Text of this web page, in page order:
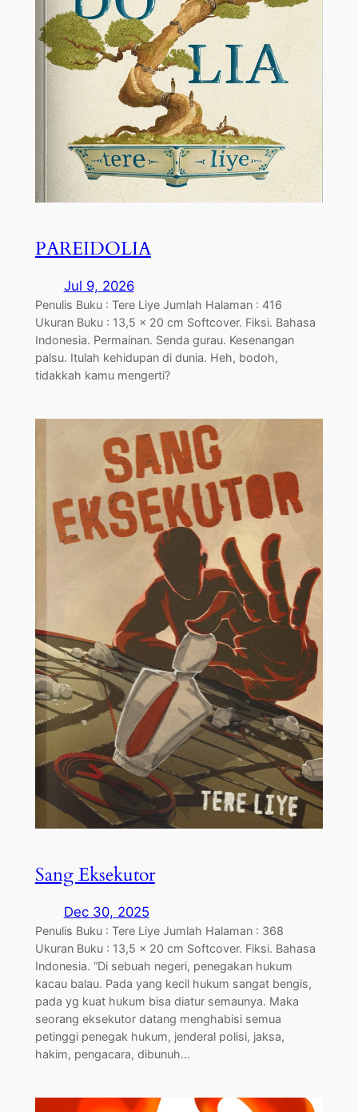
PAREIDOLIA
Jul 9, 2026
Penulis Buku : Tere Liye Jumlah Halaman : 416
Ukuran Buku : 13,5 x 20 cm Softcover. Fiksi. Bahasa
Indonesia. Permainan. Senda gurau. Kesenangan
palsu. Itulah kehidupan di dunia. Heh, bodoh,
tidakkah kamu mengerti?
Sang Eksekutor
Dec 30, 2025
Penulis Buku : Tere Liye Jumlah Halaman : 368
Ukuran Buku : 13,5 x 20 cm Softcover. Fiksi. Bahasa
Indonesia. “Di sebuah negeri, penegakan hukum
kacau balau. Pada yang kecil hukum sangat bengis,
pada yg kuat hukum bisa diatur semaunya. Maka
seorang eksekutor datang menghabisi semua
petinggi penegak hukum, jenderal polisi, jaksa,
hakim, pengacara, dibunuh…